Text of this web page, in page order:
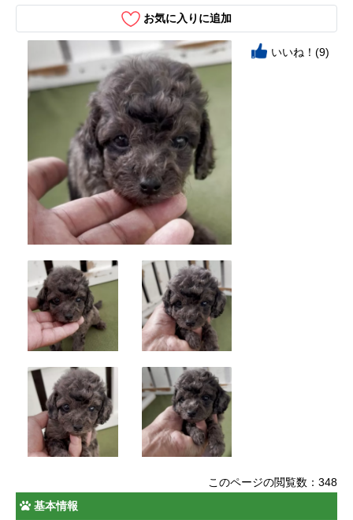
お気に入りに追加
いいね！(9)
このページの閲覧数：348
基本情報